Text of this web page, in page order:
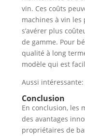
vin. Ces coûts
machines à vin
s’avérer plus
de gamme. Pour
qualité à long
modèle qui est
Aussi intéressante:
Conclusion
En conclusion, les
des avantages
propriétaires de